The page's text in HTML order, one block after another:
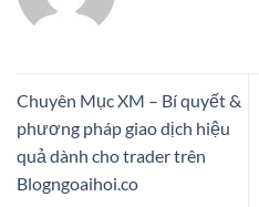
Chuyên Mục XM – Bí quyết &
phương pháp giao dịch hiệu
quả dành cho trader trên
Blogngoaihoi.co